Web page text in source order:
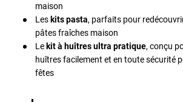
maison
Les kits pasta, parfaits pour
pâtes fraîches maison
Le kit à huîtres ultra pratique, conçu
huîtres facilement et en toute sécurité
fêtes